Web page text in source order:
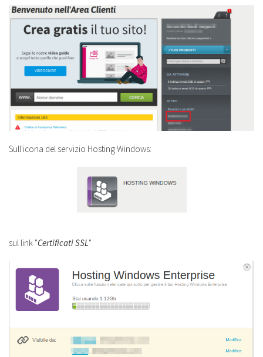
Sull'icona del servizio Hosting Windows:
sul link "Certificati SSL"